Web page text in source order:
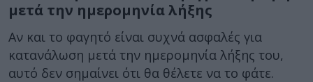
μετά την ημερομηνία λήξης
Αν και το φαγητό είναι συχνά ασφαλές για
κατανάλωση μετά την ημερομηνία λήξης του,
αυτό δεν σημαίνει ότι θα θέλετε να το φάτε.